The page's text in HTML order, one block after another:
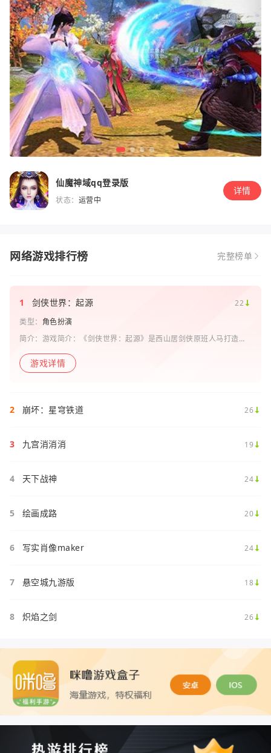
仙魔神域qq登录版
状态： 运营中
详情
网络游戏排行榜 完整榜单
1 剑侠世界：起源
22
类型： 角色扮演
简介：游戏简介：《剑侠世界：起源》是西山居剑侠原班人马打造的
侠情缘”端游时代的特色设定，比如五行相克、宋金战场、帮
游戏详情
2 崩坏：星穹铁道 26
3 九宫消消消 19
4 天下战神 24
5 绘画成路 20
6 写实肖像maker 24
7 悬空城九游版 18
8 炽焰之剑 26